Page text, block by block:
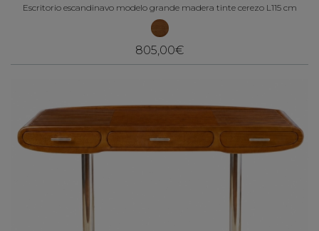
Escritorio escandinavo modelo grande madera tinte cerezo L115 cm
805,00€